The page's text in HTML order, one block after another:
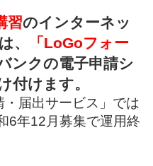
習のインターネッ
、
「LoGoフォー
ンクの電子申請シ
付けます。
・届出サービス」では
6年12月募集で運用終